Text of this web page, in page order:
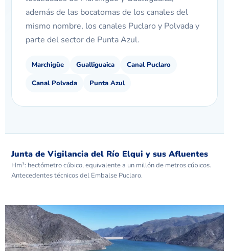
además de las bocatomas de los canales del
mismo nombre, los canales Puclaro y Polvada y
parte del sector de Punta Azul.
Marchigüe Gualliguaica
Canal Puclaro
Canal Polvada
Punta Azul
Junta de Vigilancia del Río Elqui y sus Afluentes
Hm³: hectómetro cúbico, equivalente a un millón de metros cúbicos.
Antecedentes técnicos del Embalse Puclaro.